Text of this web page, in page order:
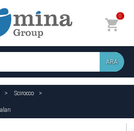
0
ARA
Scirocco